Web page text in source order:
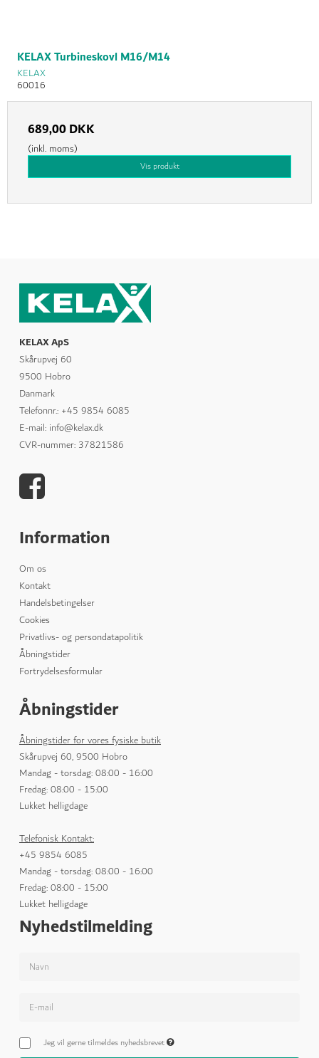
KELAX Turbineskovl M16/M14
KELAX
60016
689,00 DKK
(inkl. moms)
Vis produkt
KELAX ApS
Skårupvej 60
9500 Hobro
Danmark
Telefonnr.: +45 9854 6085
E-mail: info@kelax.dk
CVR-nummer: 37821586
Information
Om os
Kontakt
Handelsbetingelser
Cookies
Privatlivs- og persondatapolitik
Åbningstider
Fortrydelsesformular
Åbningstider
Åbningstider for vores fysiske butik
Skårupvej 60, 9500 Hobro
Mandag - torsdag: 08:00 - 16:00
Fredag: 08:00 - 15:00
Lukket helligdage
Telefonisk Kontakt:
+45 9854 6085
Mandag - torsdag: 08:00 - 16:00
Fredag: 08:00 - 15:00
Lukket helligdage
Nyhedstilmelding
Jeg vil gerne tilmeldes nyhedsbrevet